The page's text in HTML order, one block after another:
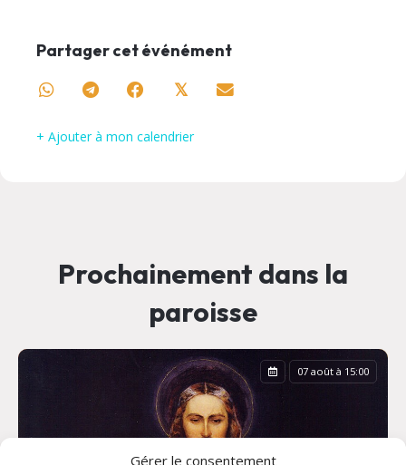
Gérer le consentement
Partager cet événément
𝕏
+ Ajouter à mon calendrier
Prochainement dans la
paroisse
07 août à 15:00